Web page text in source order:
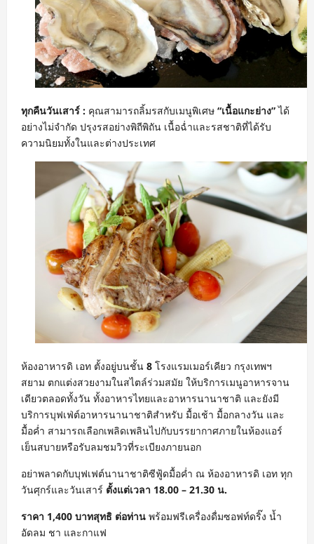
ทุกคืนวันเสาร์ : คุณสามารถลิ้มรสกับเมนูพิเศษ “เนื้อแกะย่าง”ได้
อย่างไม่จำกัด ปรุงรสอย่างพิถีพิถัน เนื้อฉ่ำและรสชาติที่ได้รับ
ความนิยมทั้งในและต่างประเทศ
ห้องอาหารดิ เอท ตั้งอยู่บนชั้น 8 โรงแรมเมอร์เคียว กรุงเทพฯ
สยาม ตกแต่งสวยงามในสไตล์ร่วมสมัย ให้บริการเมนูอาหารจาน
เดียวตลอดทั้งวัน ทั้งอาหารไทยและอาหารนานาชาติ และยังมี
บริการบุฟเฟ่ต์อาหารนานาชาติสำหรับ มื้อเช้า มื้อกลางวัน และ
มื้อค่ำ สามารถเลือกเพลิดเพลินไปกับบรรยากาศภายในห้องแอร์
เย็นสบายหรือรับลมชมวิวที่ระเบียงภายนอก
อย่าพลาดกับบุฟเฟต์นานาชาติซีฟู้ดมื้อค่ำ ณ ห้องอาหารดิ เอท ทุก
วันศุกร์และวันเสาร์ ตั้งแต่เวลา 18.00 – 21.30 น.
ราคา 1,400 บาทสุทธิ ต่อท่าน พร้อมฟรีเครื่องดื่มซอฟท์ดริ๊ง น้ำ
อัดลม ชา และกาแฟ